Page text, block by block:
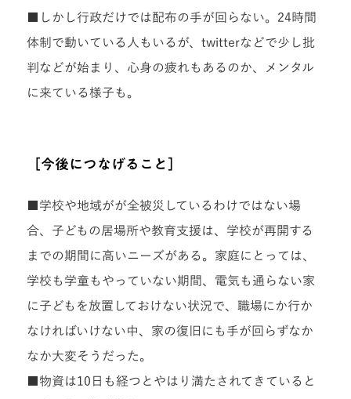
■しかし行政だけでは配布の手が回らない。24時間
体制で動いている人もいるが、twitterなどで少し批
判などが始まり、心身の疲れもあるのか、メンタル
に来ている様子も。
［今後につなげること］
■学校や地域がが全被災しているわけではない場
合、子どもの居場所や教育支援は、学校が再開する
までの期間に高いニーズがある。家庭にとっては、
学校も学童もやっていない期間、電気も通らない家
に子どもを放置しておけない状況で、職場にか行か
なければいけない中、家の復旧にも手が回らずなか
なか大変そうだった。
■物資は10日も経つとやはり満たされてきていると